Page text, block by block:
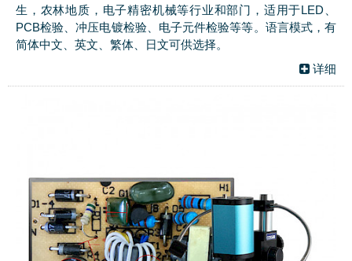
生，农林地质，电子精密机械等行业和部门，适用于LED、
PCB检验、冲压电镀检验、电子元件检验等等。语言模式，有
简体中文、英文、繁体、日文可供选择。
详细